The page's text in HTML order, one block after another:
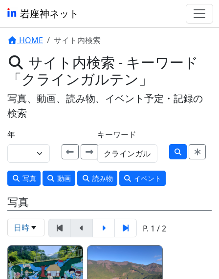
岩座神ネット
HOME サイト内検索
サイト内検索 - キーワード
「クラインガルテン」
写真、動画、読み物、イベント予定・記録の
検索
年 キーワード
写真 動画 読み物 イベント
写真
日時 P. 1 / 2